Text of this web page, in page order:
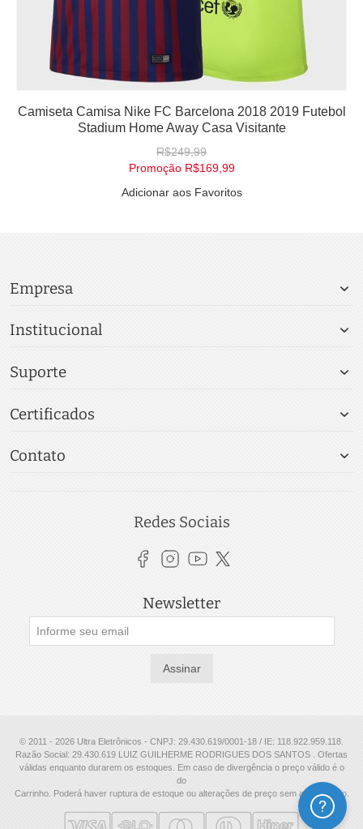
Camiseta Camisa Nike FC Barcelona 2018 2019 Futebol
Stadium Home Away Casa Visitante
R$249,99
Promoção R$169,99
Adicionar aos Favoritos
Empresa
Institucional
Suporte
Certificados
Contato
Redes Sociais
Newsletter
Assinar
© 2011 - 2026 Ultra Eletrônicos - CNPJ: 29.430.619/0001-18 / IE: 118.922.959.118.
Razão Social: 29.430.619 LUIZ GUILHERME RODRIGUES DOS SANTOS . Ofertas
válidas enquanto durarem os estoques. Em caso de divergência o preço válido é o
do
Carrinho. Poderá haver ruptura de estoque ou alterações de preço sem aviso prévio.
Ajuda